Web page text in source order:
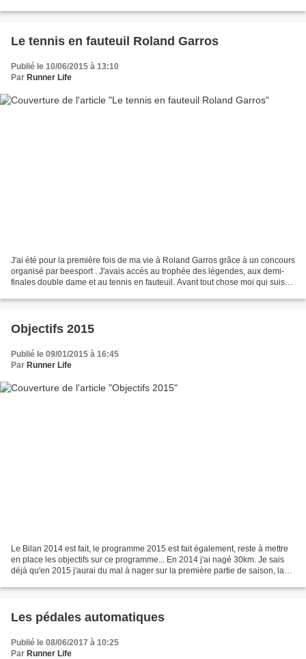
Le tennis en fauteuil Roland Garros
Publié le 10/06/2015 à 13:10
Par Runner Life
J'ai été pour la première fois de ma vie à Roland Garros grâce à un concours
organisé par beesport . J'avais accès au trophée des légendes, aux demi-
finales double dame et au tennis en fauteuil. Avant tout chose moi qui suis
Objectifs 2015
Publié le 09/01/2015 à 16:45
Par Runner Life
Le Bilan 2014 est fait, le programme 2015 est fait également, reste à mettre
en place les objectifs sur ce programme... En 2014 j'ai nagé 30km. Je sais
déjà qu'en 2015 j'aurai du mal à nager sur la première partie de saison, la
Les pédales automatiques
Publié le 08/06/2017 à 10:25
Par Runner Life